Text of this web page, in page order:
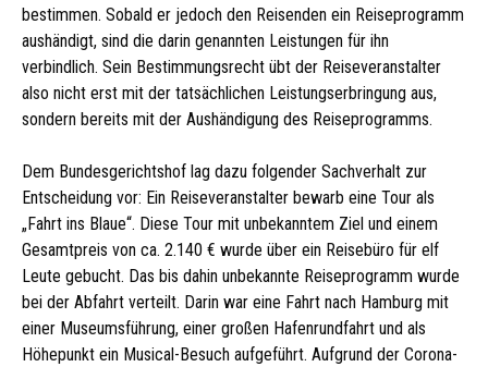
bestimmen. Sobald er jedoch den Reisenden ein Reiseprogramm
aushändigt, sind die darin genannten Leistungen für ihn
verbindlich. Sein Bestimmungsrecht übt der Reiseveranstalter
also nicht erst mit der tatsächlichen Leistungserbringung aus,
sondern bereits mit der Aushändigung des Reiseprogramms.
Dem Bundesgerichtshof lag dazu folgender Sachverhalt zur
Entscheidung vor: Ein Reiseveranstalter bewarb eine Tour als
„Fahrt ins Blaue“. Diese Tour mit unbekanntem Ziel und einem
Gesamtpreis von ca. 2.140 € wurde über ein Reisebüro für elf
Leute gebucht. Das bis dahin unbekannte Reiseprogramm wurde
bei der Abfahrt verteilt. Darin war eine Fahrt nach Hamburg mit
einer Museumsführung, einer großen Hafenrundfahrt und als
Höhepunkt ein Musical-Besuch aufgeführt. Aufgrund der Corona-